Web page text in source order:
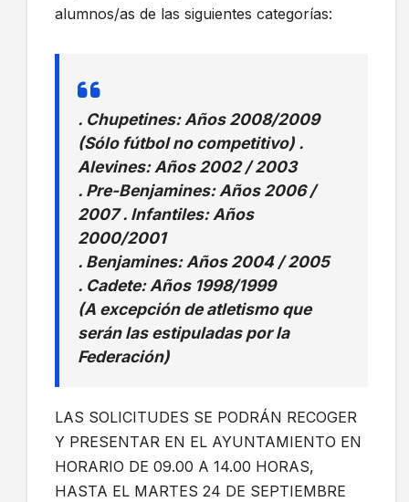
alumnos/as de las siguientes categorías:
. Chupetines: Años 2008/2009
(Sólo fútbol no competitivo) .
Alevines: Años 2002 / 2003
. Pre-Benjamines: Años 2006 /
2007 . Infantiles: Años
2000/2001
. Benjamines: Años 2004 / 2005
. Cadete: Años 1998/1999
(A excepción de atletismo que
serán las estipuladas por la
Federación)
LAS SOLICITUDES SE PODRÁN RECOGER
Y PRESENTAR EN EL AYUNTAMIENTO EN
HORARIO DE 09.00 A 14.00 HORAS,
HASTA EL MARTES 24 DE SEPTIEMBRE